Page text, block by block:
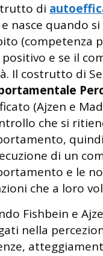
di
e nasce quando
(competenza
e se il
Il costrutto di
(Ajzen e
che si
di un
e le
che a loro
Fishbein e
nella